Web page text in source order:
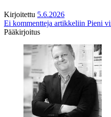
Kirjoitettu 5.6.2026
Ei kommentteja artikkeliin Pieni
Pääkirjoitus